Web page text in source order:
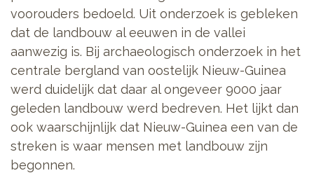
voorouders bedoeld. Uit onderzoek is gebleken
dat de landbouw al eeuwen in de vallei
aanwezig is. Bij archaeologisch onderzoek in het
centrale bergland van oostelijk Nieuw-Guinea
werd duidelijk dat daar al ongeveer 9000 jaar
geleden landbouw werd bedreven. Het lijkt dan
ook waarschijnlijk dat Nieuw-Guinea een van de
streken is waar mensen met landbouw zijn
begonnen.